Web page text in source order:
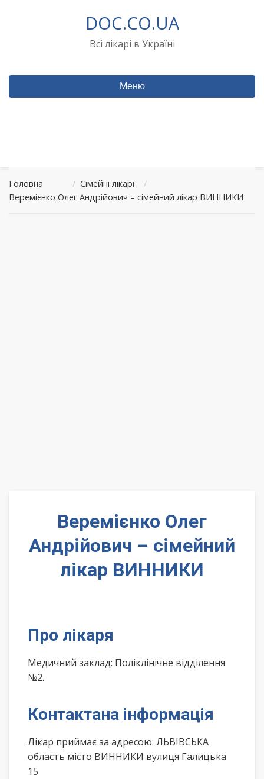
DOC.CO.UA
Всі лікарі в Україні
Меню
Головна / Сімейні лікарі
/
Веремієнко Олег Андрійович – сімейний лікар ВИННИКИ
Веремієнко Олег
Андрійович – сімейний
лікар ВИННИКИ
Про лікаря
Медичний заклад: Поліклінічне відділення
№2.
Контактана інформація
Лікар приймає за адресою: ЛЬВІВСЬКА
область місто ВИННИКИ вулиця Галицька
15